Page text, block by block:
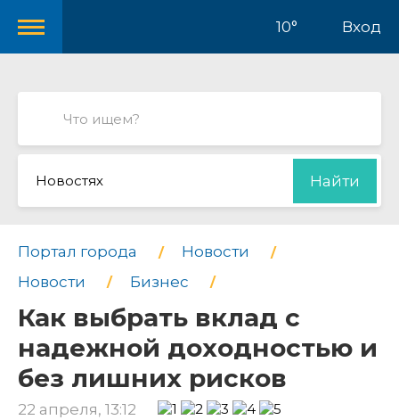
10° Вход
Новостях Найти
Портал города
Новости
Новости
Бизнес
Как выбрать вклад с
надежной доходностью и
без лишних рисков
22 апреля, 13:12